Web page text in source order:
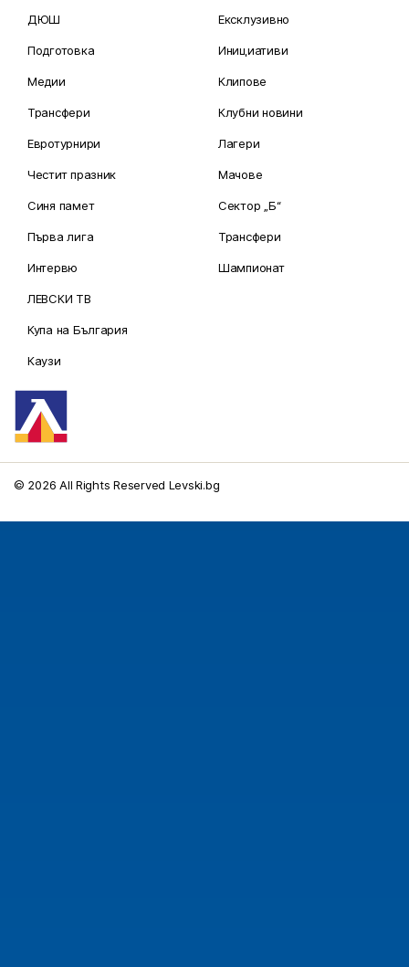
ДЮШ
Подготовка
Медии
Трансфери
Евротурнири
Честит празник
Синя памет
Първа лига
Интервю
ЛЕВСКИ ТВ
Купа на България
Каузи
Ексклузивно
Инициативи
Клипове
Клубни новини
Лагери
Мачове
Сектор „Б“
Трансфери
Шампионат
© 2026 All Rights Reserved Levski.bg